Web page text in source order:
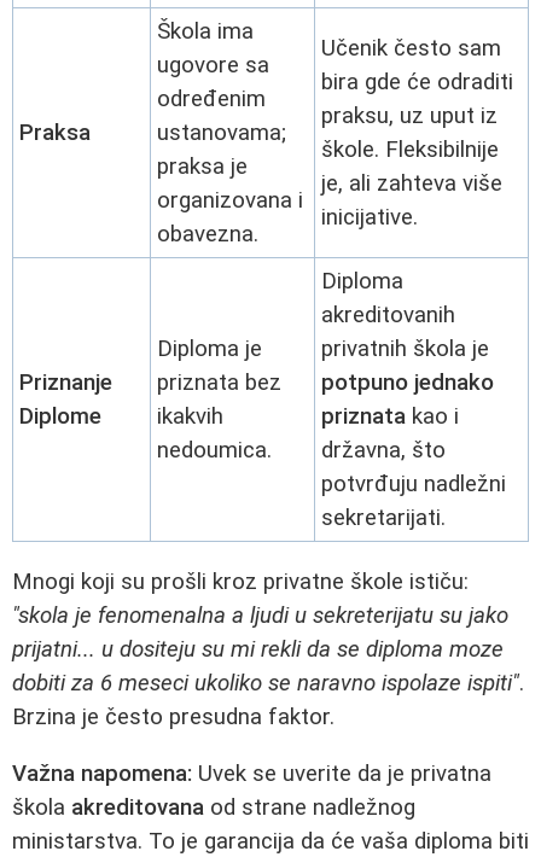
Praksa
Škola ima
ugovore sa
određenim
ustanovama;
praksa je
organizovana i
obavezna.
Učenik često sam
bira gde će odraditi
praksu, uz uput iz
škole. Fleksibilnije
je, ali zahteva više
inicijative.
Priznanje
Diplome
Diploma je
priznata bez
ikakvih
nedoumica.
Diploma
akreditovanih
privatnih škola je
potpuno jednako
priznata kao i
državna, što
potvrđuju nadležni
sekretarijati.
Mnogi koji su prošli kroz privatne škole ističu:
"skola je fenomenalna a ljudi u sekreterijatu su jako
prijatni... u dositeju su mi rekli da se diploma moze
dobiti za 6 meseci ukoliko se naravno ispolaze ispiti".
Brzina je često presudna faktor.
Važna napomena: Uvek se uverite da je privatna
škola akreditovana od strane nadležnog
ministarstva. To je garancija da će vaša diploma biti